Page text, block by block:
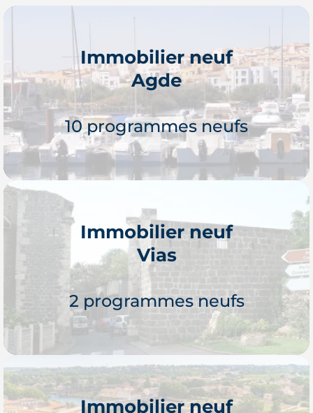
Immobilier neuf
Agde
10 programmes neufs
Je découvre
Immobilier neuf
Vias
2 programmes neufs
Immobilier neuf